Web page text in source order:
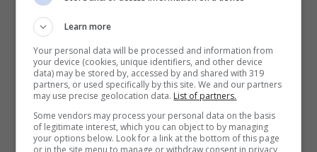
Trasparenza e dal Codice di Condotta ed il
neo segretario comunale è severo su quello
che è stato il passato nel comune di Formia:
”Il Piano, del 2018, precedente a quello
predisposto dal sottoscritto, non è stato
eseguito e non ha attuato i controlli previsti”.
Learn more
Your personal data will be processed and information from
your device (cookies, unique identifiers, and other device
data) may be stored by, accessed by and shared with 319
partners, or used specifically by this site. We and our partners
may use precise geolocation data. List of partners.
Some vendors may process your personal data on the basis
of legitimate interest, which you can object to by managing
your options below. Look for a link at the bottom of this page
or in the site menu to manage or withdraw consent in privacy